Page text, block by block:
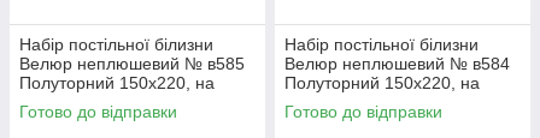
Набір постільної білизни
Велюр неплюшевий № в585
Полуторний 150х220, на
кнопках
Готово до відправки
Набір постільної білизни
Велюр неплюшевий № в584
Полуторний 150х220, на
кнопках
Готово до відправки